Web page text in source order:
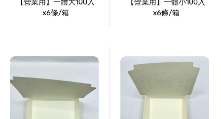
【營業用】一體大100入
x6條/箱
【營業用】一體小100入
x6條/箱